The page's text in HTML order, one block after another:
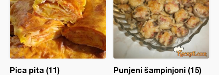
Pica pita (11) Punjeni šampinjoni (15)